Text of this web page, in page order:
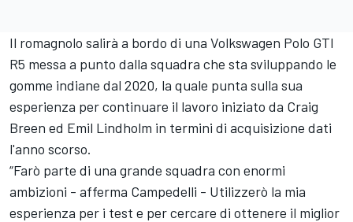
Il romagnolo salirà a bordo di una Volkswagen Polo GTI
R5 messa a punto dalla squadra che sta sviluppando le
gomme indiane dal 2020, la quale punta sulla sua
esperienza per continuare il lavoro iniziato da Craig
Breen ed Emil Lindholm in termini di acquisizione dati
l'anno scorso.
“Farò parte di una grande squadra con enormi
ambizioni - afferma Campedelli - Utilizzerò la mia
esperienza per i test e per cercare di ottenere il miglior